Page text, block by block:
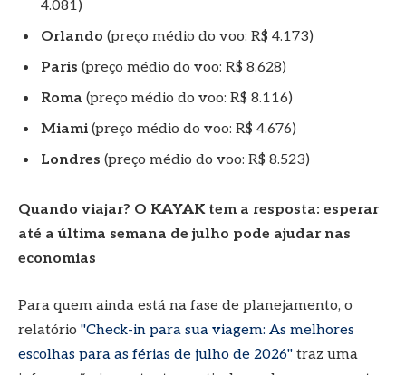
4.081)
Orlando (preço médio do voo: R$ 4.173)
Paris (preço médio do voo: R$ 8.628)
Roma (preço médio do voo: R$ 8.116)
Miami (preço médio do voo: R$ 4.676)
Londres (preço médio do voo: R$ 8.523)
Quando viajar? O KAYAK tem a resposta: esperar
até a última semana de julho pode ajudar nas
economias
Para quem ainda está na fase de planejamento, o
relatório "Check-in para sua viagem: As melhores
escolhas para as férias de julho de 2026" traz uma